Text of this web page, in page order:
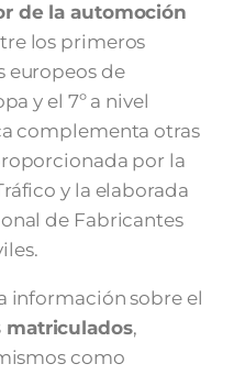
de la automoción
los primeros
europeos de
y el 7º a nivel
complementa otras
por la
y la elaborada
de Fabricantes
información sobre el
matriculados,
como